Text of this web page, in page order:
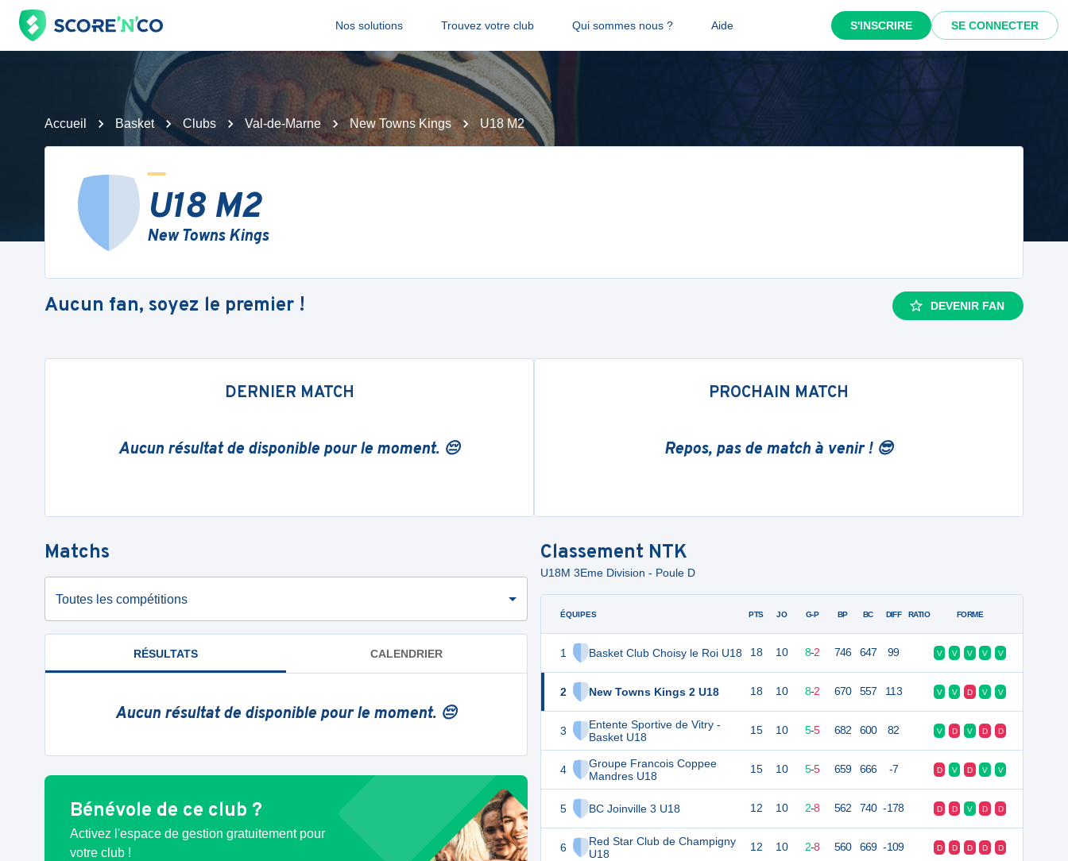
Nos solutions Trouvez votre club Qui sommes nous ? Aide S'INSCRIRE SE CONNECTER
Accueil Basket Clubs Val-de-Marne New Towns Kings U18 M2
U18 M2
New Towns Kings
Aucun fan, soyez le premier ! DEVENIR FAN
DERNIER MATCH
Aucun résultat de disponible pour le moment. 😔
PROCHAIN MATCH
Repos, pas de match à venir ! 😎
Matchs
Toutes les compétitions
RÉSULTATS CALENDRIER
Aucun résultat de disponible pour le moment. 😔
Bénévole de ce club ?
Activez l'espace de gestion gratuitement pour
votre club !
Classement NTK
U18M 3Eme Division - Poule D
ÉQUIPES
1 Basket Club Choisy le Roi U18
2 New Towns Kings 2 U18
3
Entente Sportive de Vitry -
Basket U18
4
Groupe Francois Coppee
Mandres U18
5 BC Joinville 3 U18
6
Red Star Club de Champigny
U18
PTS JO G-P BP BC DIFF RATIO FORME
18 10 8-2 746 647 99 V V V V V
18 10 8-2 670 557 113 V V D V V
15 10 5-5 682 600 82 V D V D D
15 10 5-5 659 666 -7 D V D V V
12 10 2-8 562 740 -178 D D V D D
12 10 2-8 560 669 -109 D D D D D